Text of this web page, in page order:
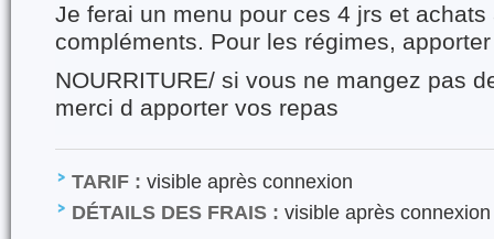
Je ferai un menu pour ces 4 jrs et
compléments. Pour les régimes,
NOURRITURE/ si vous ne mangez pas
merci d apporter vos repas
TARIF : visible après connexion
DÉTAILS DES FRAIS : visible après connexion